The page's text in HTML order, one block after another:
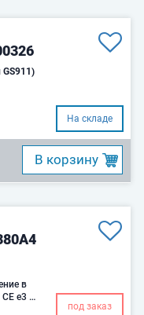
На складе
B корзину
в
e3 *
под заказ